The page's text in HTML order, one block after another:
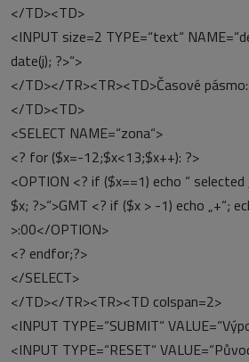
</TD><TD>
<INPUT size=2 TYPE=“text“
date(j); ?>“>
</TD></TR><TR><TD>Časové pásmo:
</TD><TD>
<SELECT NAME=“zona“>
<? for ($x=-12;$x<13;$x++): ?>
<OPTION <? if ($x==1) echo “ selected
$x; ?>“>GMT <? if ($x > -1) echo „+“;
>:00</OPTION>
<? endfor;?>
</SELECT>
</TD></TR><TR><TD colspan=2>
<INPUT TYPE=“SUBMIT“
<INPUT TYPE=“RESET“